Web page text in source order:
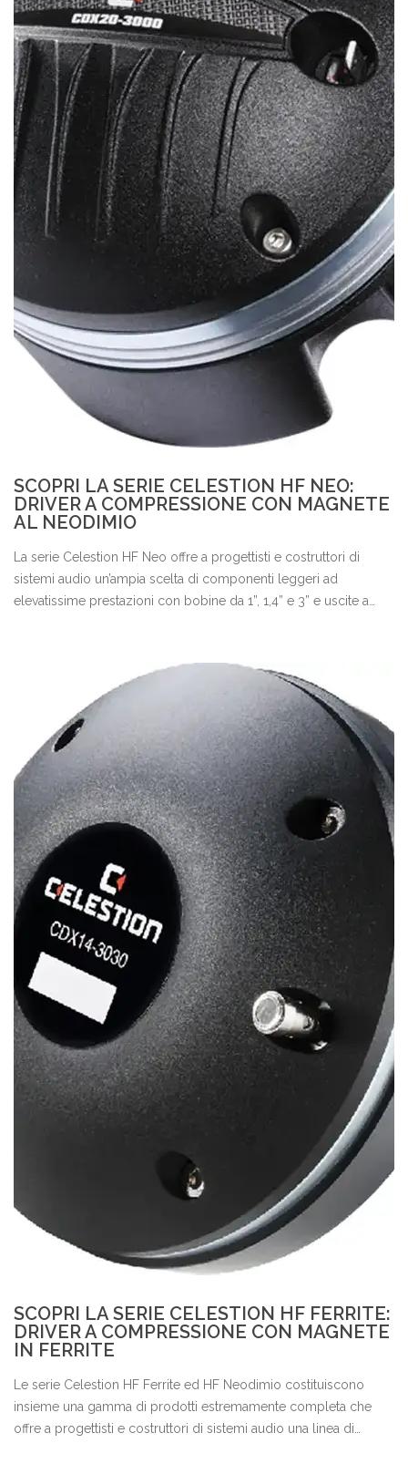
SCOPRI LA SERIE CELESTION HF NEO:
DRIVER A COMPRESSIONE CON MAGNETE
AL NEODIMIO
La serie Celestion HF Neo offre a progettisti e costruttori di
sistemi audio un’ampia scelta di componenti leggeri ad
elevatissime prestazioni con bobine da 1”, 1,4” e 3” e uscite a
SCOPRI LA SERIE CELESTION HF FERRITE:
DRIVER A COMPRESSIONE CON MAGNETE
IN FERRITE
Le serie Celestion HF Ferrite ed HF Neodimio costituiscono
insieme una gamma di prodotti estremamente completa che
offre a progettisti e costruttori di sistemi audio una linea di